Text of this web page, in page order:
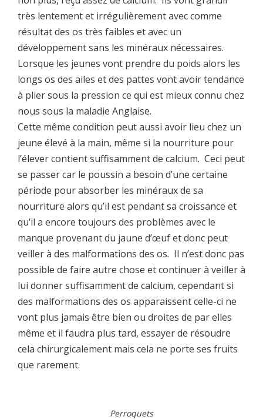
très lentement et irrégulièrement avec comme
résultat des os très faibles et avec un
développement sans les minéraux nécessaires.
Lorsque les jeunes vont prendre du poids alors les
longs os des ailes et des pattes vont avoir tendance
à plier sous la pression ce qui est mieux connu chez
nous sous la maladie Anglaise.
Cette même condition peut aussi avoir lieu chez un
jeune élevé à la main, même si la nourriture pour
l’élever contient suffisamment de calcium. Ceci peut
se passer car le poussin a besoin d’une certaine
période pour absorber les minéraux de sa
nourriture alors qu’il est pendant sa croissance et
qu’il a encore toujours des problèmes avec le
manque provenant du jaune d’œuf et donc peut
veiller à des malformations des os. Il n’est donc pas
possible de faire autre chose et continuer à veiller à
lui donner suffisamment de calcium, cependant si
des malformations des os apparaissent celle-ci ne
vont plus jamais être bien ou droites de par elles
même et il faudra plus tard, essayer de résoudre
cela chirurgicalement mais cela ne porte ses fruits
que rarement.
Perroquets